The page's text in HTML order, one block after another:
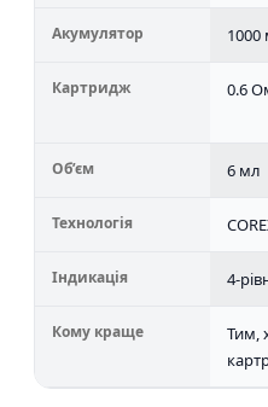
Акумулятор 1000
Картридж 0.6
Об’єм 6 мл
Технологія
Індикація 4-
Кому краще
Тим,